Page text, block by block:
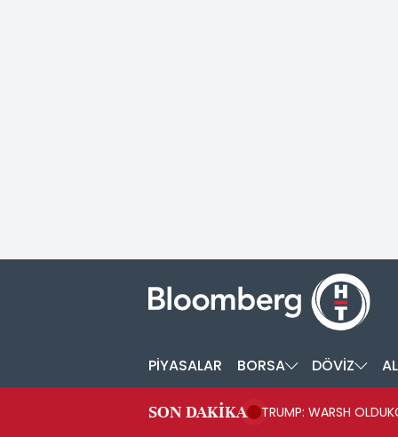
PİYASALAR BORSA DÖVİZ
SON DAKİKA TRUMP: WARSH